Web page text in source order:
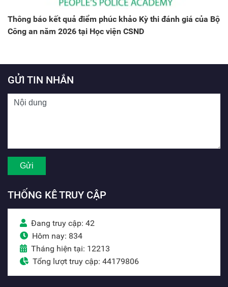
Thông báo kết quả điểm phúc khảo Kỳ thi đánh giá của Bộ
Công an năm 2026 tại Học viện CSND
GỬI TIN NHẮN
THỐNG KÊ TRUY CẬP
Đang truy cập: 42
Hôm nay: 834
Tháng hiện tại: 12213
Tổng lượt truy cập: 44179806